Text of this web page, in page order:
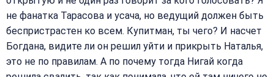
не фанатка Тарасова и усача, но ведущий должен быть
беспристрастен ко всем. Купитман, ты чего? И насчет
Богдана, видите ли он решил уйти и прикрыть Наталья,
это не по правилам. А по почему тогда Нигай когда